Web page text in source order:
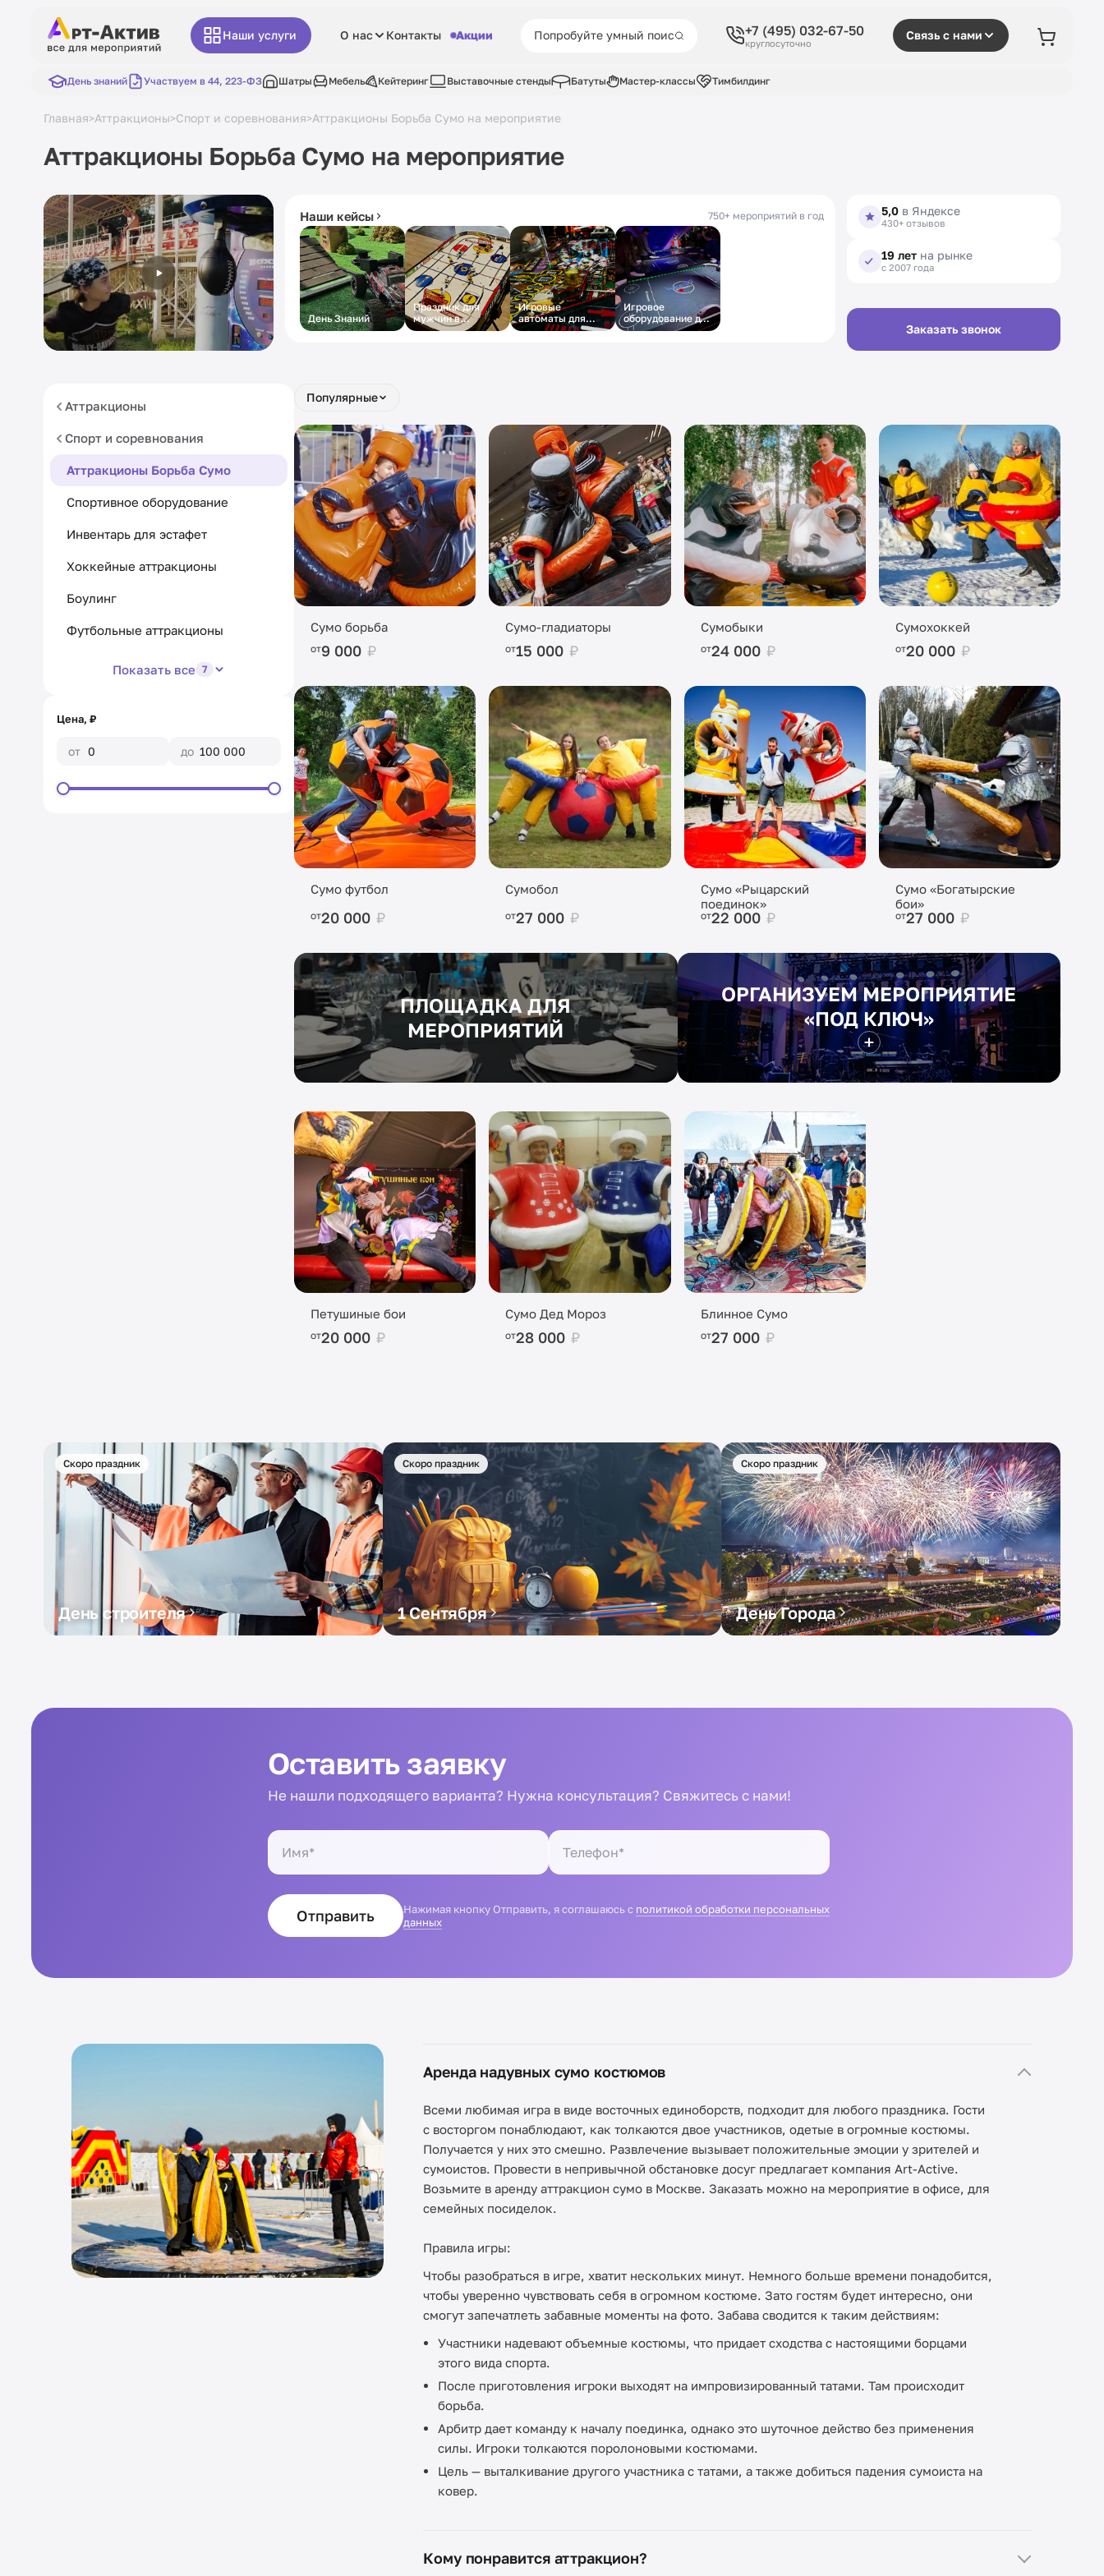
Наши услуги О нас Контакты Акции +7 (495) 032-67-50
круглосуточно
Связь с нами
День знаний Участвуем в 44, 223-ФЗ Шатры Мебель Кейтеринг Выставочные стенды Батуты Мастер-классы Тимбилдинг
Главная>Аттракционы>Спорт и соревнования>Аттракционы Борьба Сумо на мероприятие
Аттракционы Борьба Сумо на мероприятие
Наши кейсы 750+ мероприятий в год
День Знаний
Праздник для
мужчин в
торговых центрах
Игровые
автоматы для
мужчин
Игровое
оборудование для
промо
5,0 в Яндексе
430+ отзывов
19 лет на рынке
с 2007 года
Заказать звонок
Аттракционы
Спорт и соревнования
Аттракционы Борьба Сумо
Спортивное оборудование
Инвентарь для эстафет
Хоккейные аттракционы
Боулинг
Футбольные аттракционы
Показать все 7
Цена, ₽
от до
Популярные
Сумо борьба
от9 000 ₽
Сумо-гладиаторы
от15 000 ₽
Сумобыки
от24 000 ₽
Сумохоккей
от20 000 ₽
Сумо футбол
от20 000 ₽
Сумобол
от27 000 ₽
Сумо «Рыцарский
поединок»
от22 000 ₽
Сумо «Богатырские
бои»
от27 000 ₽
ПЛОЩАДКА ДЛЯ
МЕРОПРИЯТИЙ
ОРГАНИЗУЕМ МЕРОПРИЯТИЕ
«ПОД КЛЮЧ»
Петушиные бои
от20 000 ₽
Сумо Дед Мороз
от28 000 ₽
Блинное Сумо
от27 000 ₽
Скоро праздник
День строителя
Скоро праздник
1 Сентября
Скоро праздник
День Города
Оставить заявку
Не нашли подходящего варианта? Нужна консультация? Свяжитесь с нами!
Отправить Нажимая кнопку Отправить, я соглашаюсь с политикой обработки персональных
данных
Аренда надувных сумо костюмов
Всеми любимая игра в виде восточных единоборств, подходит для любого праздника. Гости
с восторгом понаблюдают, как толкаются двое участников, одетые в огромные костюмы.
Получается у них это смешно. Развлечение вызывает положительные эмоции у зрителей и
сумоистов. Провести в непривычной обстановке досуг предлагает компания Art-Active.
Возьмите в аренду аттракцион сумо в Москве. Заказать можно на мероприятие в офисе, для
семейных посиделок.
Правила игры:
Чтобы разобраться в игре, хватит нескольких минут. Немного больше времени понадобится,
чтобы уверенно чувствовать себя в огромном костюме. Зато гостям будет интересно, они
смогут запечатлеть забавные моменты на фото. Забава сводится к таким действиям:
Участники надевают объемные костюмы, что придает сходства с настоящими борцами
этого вида спорта.
После приготовления игроки выходят на импровизированный татами. Там происходит
борьба.
Арбитр дает команду к началу поединка, однако это шуточное действо без применения
силы. Игроки толкаются поролоновыми костюмами.
Цель — выталкивание другого участника с татами, а также добиться падения сумоиста на
ковер.
Кому понравится аттракцион?